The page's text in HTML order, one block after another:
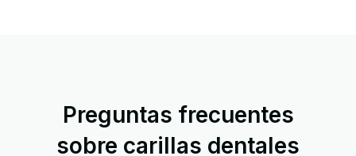
Preguntas frecuentes
sobre carillas dentales